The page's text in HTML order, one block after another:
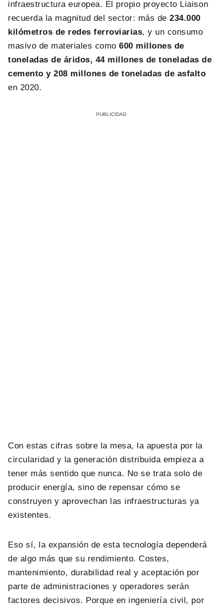
infraestructura europea. El propio proyecto Liaison
recuerda la magnitud del sector: más de234.000
kilómetros de redes ferroviarias, y un consumo
masivo de materiales como600 millones de
toneladas de áridos, 44 millones de toneladas de
cemento y 208 millones de toneladas de asfalto
en 2020.
Con estas cifras sobre la mesa, la apuesta por la
circularidad y la generación distribuida empieza a
tener más sentido que nunca. No se trata solo de
producir energía, sino de repensar cómo se
construyen y aprovechan las infraestructuras ya
existentes.
Eso sí, la expansión de esta tecnología dependerá
de algo más que su rendimiento. Costes,
mantenimiento, durabilidad real y aceptación por
parte de administraciones y operadores serán
factores decisivos. Porque en ingeniería civil, por